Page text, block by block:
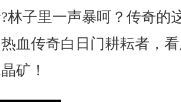
林子里一声暴呵？传奇的
血传奇白日门耕耘者，
矿！